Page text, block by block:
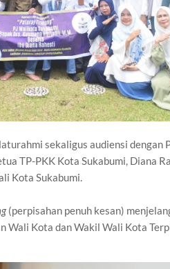
sekaligus audiensi dengan
TP-PKK Kota Sukabumi, Diana
Kota Sukabumi.
(perpisahan penuh kesan)
Wali Kota dan Wakil Wali Kota